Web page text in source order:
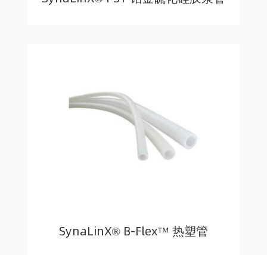
SynaLinX® B-Flex™ 热塑管